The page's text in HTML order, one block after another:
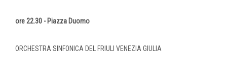
ore 22.30 - Piazza Duomo
ORCHESTRA SINFONICA DEL FRIULI VENEZIA GIULIA